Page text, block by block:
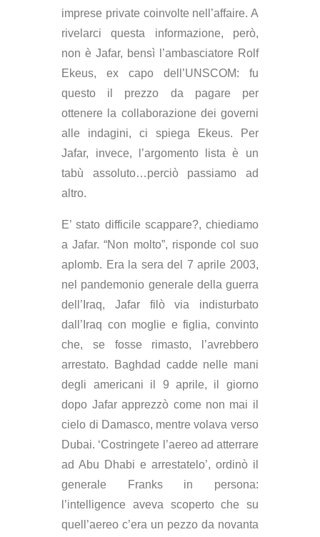
imprese private coinvolte nell’affaire. A
rivelarci questa informazione, però,
non è Jafar, bensì l’ambasciatore Rolf
Ekeus, ex capo dell’UNSCOM: fu
questo il prezzo da pagare per
ottenere la collaborazione dei governi
alle indagini, ci spiega Ekeus. Per
Jafar, invece, l’argomento lista è un
tabù assoluto…perciò passiamo ad
altro.
E’ stato difficile scappare?, chiediamo
a Jafar. “Non molto”, risponde col suo
aplomb. Era la sera del 7 aprile 2003,
nel pandemonio generale della guerra
dell’Iraq, Jafar filò via indisturbato
dall’Iraq con moglie e figlia, convinto
che, se fosse rimasto, l’avrebbero
arrestato. Baghdad cadde nelle mani
degli americani il 9 aprile, il giorno
dopo Jafar apprezzò come non mai il
cielo di Damasco, mentre volava verso
Dubai. ‘Costringete l’aereo ad atterrare
ad Abu Dhabi e arrestatelo’, ordinò il
generale Franks in persona:
l’intelligence aveva scoperto che su
quell’aereo c’era un pezzo da novanta